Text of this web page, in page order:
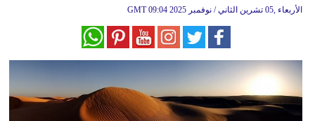
وتغذية
سياحة
GMT 09:04 2025 الأربعاء ,05 تشرين الثاني / نوفمبر